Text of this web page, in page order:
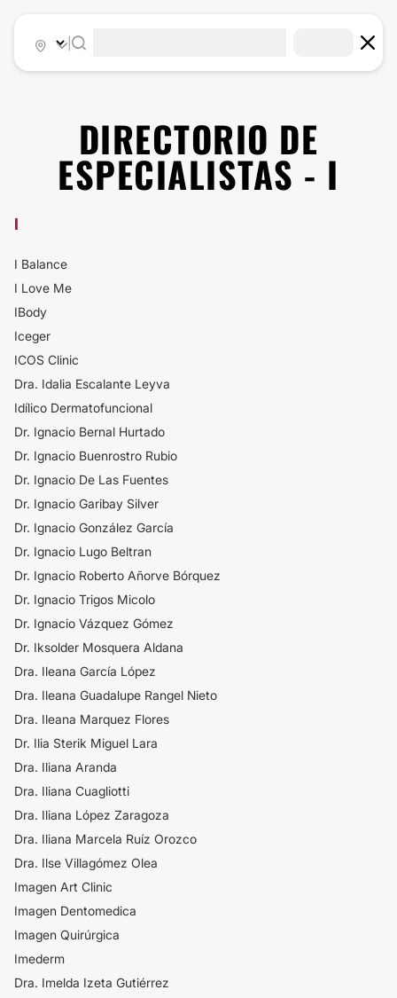
DIRECTORIO DE
ESPECIALISTAS - I
I
I Balance
I Love Me
IBody
Iceger
ICOS Clinic
Dra. Idalia Escalante Leyva
Idílico Dermatofuncional
Dr. Ignacio Bernal Hurtado
Dr. Ignacio Buenrostro Rubio
Dr. Ignacio De Las Fuentes
Dr. Ignacio Garibay Silver
Dr. Ignacio González García
Dr. Ignacio Lugo Beltran
Dr. Ignacio Roberto Añorve Bórquez
Dr. Ignacio Trigos Micolo
Dr. Ignacio Vázquez Gómez
Dr. Iksolder Mosquera Aldana
Dra. Ileana García López
Dra. Ileana Guadalupe Rangel Nieto
Dra. Ileana Marquez Flores
Dr. Ilia Sterik Miguel Lara
Dra. Iliana Aranda
Dra. Iliana Cuagliotti
Dra. Iliana López Zaragoza
Dra. Iliana Marcela Ruíz Orozco
Dra. Ilse Villagómez Olea
Imagen Art Clinic
Imagen Dentomedica
Imagen Quirúrgica
Imederm
Dra. Imelda Izeta Gutiérrez